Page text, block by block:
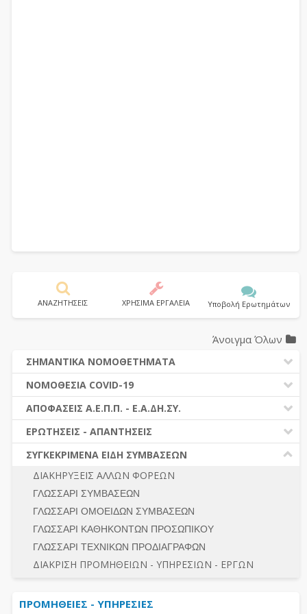
ΑΝΑΖΗΤΗΣΕΙΣ ΧΡΗΣΙΜΑ ΕΡΓΑΛΕΙΑ Υποβολή Ερωτημάτων
Άνοιγμα Όλων
ΣΗΜΑΝΤΙΚΑ ΝΟΜΟΘΕΤΗΜΑΤΑ
ΔΗΜΟΣΙΕΣ ΣΥΜΒΑΣΕΙΣ (Ν. 4412/2016)
ΔΗΜΟΤΙΚΟΣ ΚΩΔΙΚΑΣ (Ν.3463/2006)
ΚΑΛΛΙΚΡΑΤΗΣ (Ν.3852/2010)
ΝΟΜΟΘΕΣΙΑ - ΝΟΜΟΛΟΓΙΑ (ΣΥΝΟΛΟ)
ΝΟΜΟΘΕΣΙΑ COVID-19
ΝΟΜΟΘΕΣΙΑ - ΝΟΜΟΛΟΓΙΑ COVID -19
ΕΡΩΤΗΣΕΙΣ - ΑΠΑΝΤΗΣΕΙΣ
ΑΠΟΦΑΣΕΙΣ Α.Ε.Π.Π. - Ε.Α.ΔΗ.ΣΥ.
ΠΡΟΔΙΚΑΣΤΙΚΗ ΠΡΟΣΦΥΓΗ
ΓΕΝΙΚΟΙ ΚΑΝΟΝΕΣ
ΔΙΚΑΙΟΥΜΕΝΟΙ ΣΥΜΜΕΤΟΧΗΣ
ΠΡΟΣΦΟΡΕΣ – ΔΙΚΑΙΟΛΟΓΗΤΙΚΑ ΣΥΜΜΕΤΟΧΗΣ
ΔΙΕΞΑΓΩΓΗ ΔΙΑΔΙΚΑΣΙΑΣ
ΕΣΗΔΗΣ – ΚΗΜΔΗΣ
ΠΕΡΙΛΗΨΕΙΣ ΑΠΟΦΑΣΕΩΝ Α.Ε.Π.Π. - Ε.Α.ΔΗ.ΣΥ.
ΣΥΝΟΛΟ
ΕΡΩΤΗΣΕΙΣ - ΑΠΑΝΤΗΣΕΙΣ
Ν. 4782/2021 - ΤΡΟΠΟΠΟΙΗΣΗ 4412/2016
ΔΙΕΞΑΓΩΓΗ ΔΙΑΔΙΚΑΣΙΑΣ
ΔΙΑΔΙΚΑΣΙΕΣ ΑΝΑΘΕΣΗΣ
ΓΕΝΙΚΟΙ ΚΑΝΟΝΕΣ
ΠΡΟΕΤΟΙΜΑΣΙΑ - ΔΗΜΟΣΙΟΤΗΤΑ
ΛΟΓΟΙ ΑΠΟΚΛΕΙΣΜΟΥ-ΔΙΚΑΙΟΥΜΕΝΟΙ ΣΥΜΜΕΤΟΧΗΣ
ΠΡΟΣΦΟΡΕΣ - ΔΙΚΑΙΟΛΟΓΗΤΙΚΑ ΣΥΜΜΕΤΟΧΗΣ
ΣΥΓΚΕΚΡΙΜΕΝΑ ΕΙΔΗ ΣΥΜΒΑΣΕΩΝ
ΔΙΑΚΗΡΥΞΕΙΣ ΑΛΛΩΝ ΦΟΡΕΩΝ
ΓΛΩΣΣΑΡΙ ΣΥΜΒΑΣΕΩΝ
ΓΛΩΣΣΑΡΙ ΟΜΟΕΙΔΩΝ ΣΥΜΒΑΣΕΩΝ
ΓΛΩΣΣΑΡΙ ΚΑΘΗΚΟΝΤΩΝ ΠΡΟΣΩΠΙΚΟΥ
ΓΛΩΣΣΑΡΙ ΤΕΧΝΙΚΩΝ ΠΡΟΔΙΑΓΡΑΦΩΝ
ΔΙΑΚΡΙΣΗ ΠΡΟΜΗΘΕΙΩΝ - ΥΠΗΡΕΣΙΩΝ - ΕΡΓΩΝ
ΠΡΟΜΗΘΕΙΕΣ - ΥΠΗΡΕΣΙΕΣ